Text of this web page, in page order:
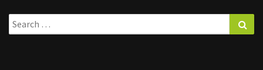
Search
for: